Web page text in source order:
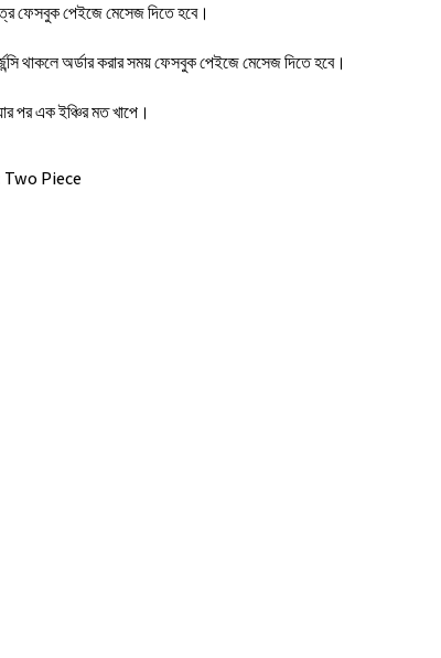
ফেসবুক পেইজে মেসেজ দিতে হবে।
থাকলে অর্ডার করার সময় ফেসবুক পেইজে মেসেজ দিতে হবে।
পর এক ইঞ্চির মত খাপে।
Two Piece